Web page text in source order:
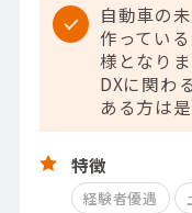
自動車の
作ってい
様となりま
DXに関わ
ある方は
特徴
経験者優遇